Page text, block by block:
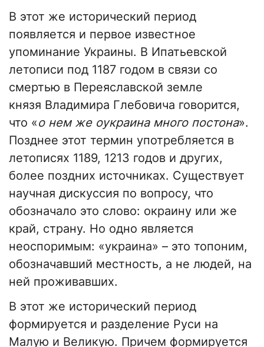
В этот же исторический период
появляется и первое известное
упоминание Украины. В Ипатьевской
летописи под 1187 годом в связи со
смертью в Переяславской земле
князя Владимира Глебовича говорится,
что «о нем же ѹкраина много постона».
Позднее этот термин употребляется в
летописях 1189, 1213 годов и других,
более поздних источниках. Существует
научная дискуссия по вопросу, что
обозначало это слово: окраину или же
край, страну. Но одно является
неоспоримым: «украина» – это топоним,
обозначавший местность, а не людей, на
ней проживавших.
В этот же исторический период
формируется и разделение Руси на
Малую и Великую. Причем формируется